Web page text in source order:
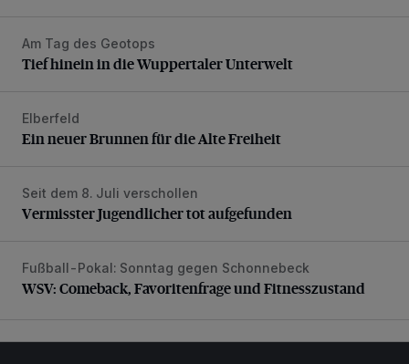
Tief hinein in die Wuppertaler Unterwelt
Am Tag des Geotops
Tief hinein in die Wuppertaler Unterwelt
Ein neuer Brunnen für die Alte Freiheit
Elberfeld
Ein neuer Brunnen für die Alte Freiheit
Vermisster Jugendlicher tot aufgefunden
Seit dem 8. Juli verschollen
Vermisster Jugendlicher tot aufgefunden
WSV: Comeback, Favoritenfrage und Fitnesszustand
Fußball-Pokal: Sonntag gegen Schonnebeck
WSV: Comeback, Favoritenfrage und Fitnesszustand